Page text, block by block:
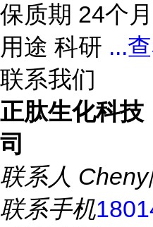
保质期 24个月
用途 科研 ...
联系我们
正肽生化科技
司
联系人
联系手机